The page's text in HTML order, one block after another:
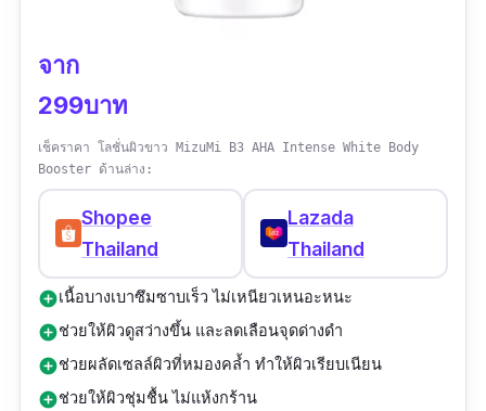
จาก
299บาท
เช็คราคา โลชั่นผิวขาว MizuMi B3 AHA Intense White Body
Booster ด้านล่าง:
Shopee
Thailand
Lazada
Thailand
add_circleเนื้อบางเบาซึมซาบเร็ว ไม่เหนียวเหนอะหนะ
add_circleช่วยให้ผิวดูสว่างขึ้น และลดเลือนจุดด่างดำ
add_circleช่วยผลัดเซลล์ผิวที่หมองคล้ำ ทำให้ผิวเรียบเนียน
add_circleช่วยให้ผิวชุ่มชื้น ไม่แห้งกร้าน